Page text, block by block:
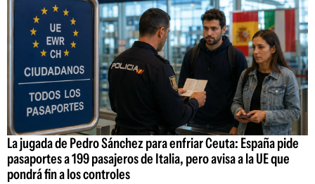
La jugada de Pedro Sánchez para enfriar Ceuta: España pide
pasaportes a 199 pasajeros de Italia, pero avisa a la UE que
pondrá fin a los controles